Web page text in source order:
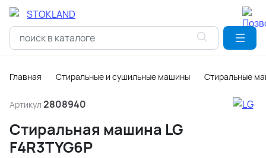
Главная Стиральные и сушильные машины Стиральные
Артикул 2808940
Стиральная машина LG
F4R3TYG6P